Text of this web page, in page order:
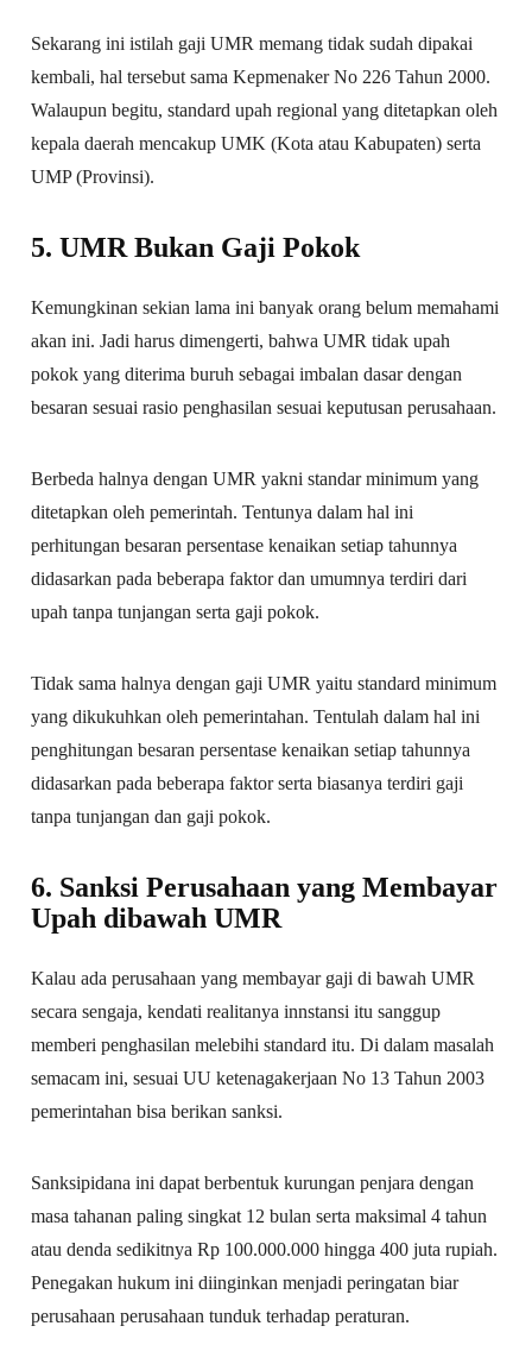
Sekarang ini istilah gaji UMR memang tidak sudah dipakai
kembali, hal tersebut sama Kepmenaker No 226 Tahun 2000.
Walaupun begitu, standard upah regional yang ditetapkan oleh
kepala daerah mencakup UMK (Kota atau Kabupaten) serta
UMP (Provinsi).
5. UMR Bukan Gaji Pokok
Kemungkinan sekian lama ini banyak orang belum memahami
akan ini. Jadi harus dimengerti, bahwa UMR tidak upah
pokok yang diterima buruh sebagai imbalan dasar dengan
besaran sesuai rasio penghasilan sesuai keputusan perusahaan.
Berbeda halnya dengan UMR yakni standar minimum yang
ditetapkan oleh pemerintah. Tentunya dalam hal ini
perhitungan besaran persentase kenaikan setiap tahunnya
didasarkan pada beberapa faktor dan umumnya terdiri dari
upah tanpa tunjangan serta gaji pokok.
Tidak sama halnya dengan gaji UMR yaitu standard minimum
yang dikukuhkan oleh pemerintahan. Tentulah dalam hal ini
penghitungan besaran persentase kenaikan setiap tahunnya
didasarkan pada beberapa faktor serta biasanya terdiri gaji
tanpa tunjangan dan gaji pokok.
6. Sanksi Perusahaan yang Membayar
Upah dibawah UMR
Kalau ada perusahaan yang membayar gaji di bawah UMR
secara sengaja, kendati realitanya innstansi itu sanggup
memberi penghasilan melebihi standard itu. Di dalam masalah
semacam ini, sesuai UU ketenagakerjaan No 13 Tahun 2003
pemerintahan bisa berikan sanksi.
Sanksipidana ini dapat berbentuk kurungan penjara dengan
masa tahanan paling singkat 12 bulan serta maksimal 4 tahun
atau denda sedikitnya Rp 100.000.000 hingga 400 juta rupiah.
Penegakan hukum ini diinginkan menjadi peringatan biar
perusahaan perusahaan tunduk terhadap peraturan.